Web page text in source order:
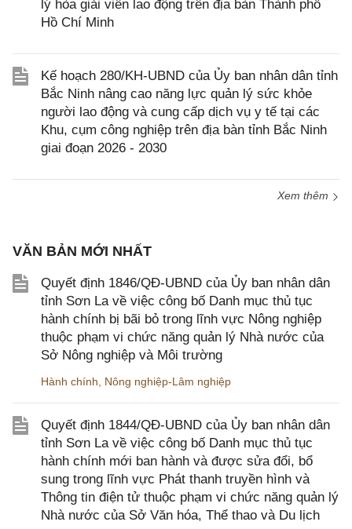
lý hòa giải viên lao động trên địa bàn Thành phố
Hồ Chí Minh
Kế hoạch 280/KH-UBND của Ủy ban nhân dân tỉnh
Bắc Ninh nâng cao năng lực quản lý sức khỏe
người lao động và cung cấp dịch vụ y tế tại các
Khu, cụm công nghiệp trên địa bàn tỉnh Bắc Ninh
giai đoạn 2026 - 2030
Xem thêm
VĂN BẢN MỚI NHẤT
Quyết định 1846/QĐ-UBND của Ủy ban nhân dân
tỉnh Sơn La về việc công bố Danh mục thủ tục
hành chính bị bãi bỏ trong lĩnh vực Nông nghiệp
thuộc phạm vi chức năng quản lý Nhà nước của
Sở Nông nghiệp và Môi trường
Hành chính, Nông nghiệp-Lâm nghiệp
Quyết định 1844/QĐ-UBND của Ủy ban nhân dân
tỉnh Sơn La về việc công bố Danh mục thủ tục
hành chính mới ban hành và được sửa đổi, bổ
sung trong lĩnh vực Phát thanh truyền hình và
Thông tin điện tử thuộc phạm vi chức năng quản lý
Nhà nước của Sở Văn hóa, Thể thao và Du lịch